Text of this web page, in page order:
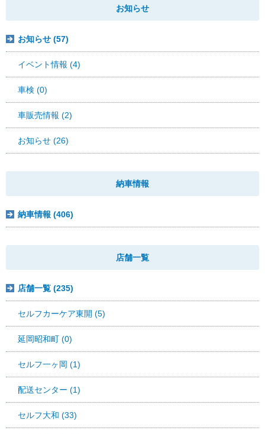
お知らせ
お知らせ (57)
イベント情報 (4)
車検 (0)
車販売情報 (2)
お知らせ (26)
納車情報
納車情報 (406)
店舗一覧
店舗一覧 (235)
セルフカーケア東開 (5)
延岡昭和町 (0)
セルフ一ヶ岡 (1)
配送センター (1)
セルフ大和 (33)